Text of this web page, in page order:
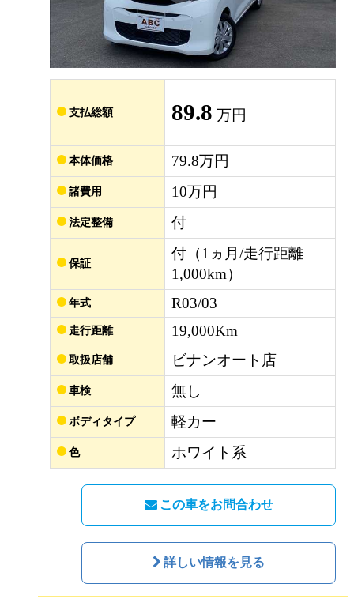
支払総額 89.8 万円
本体価格 79.8万円
諸費用 10万円
法定整備 付
保証
付（1ヵ月/走行距離
1,000km）
年式 R03/03
走行距離 19,000Km
取扱店舗 ビナンオート店
車検 無し
ボディタイプ 軽カー
色 ホワイト系
この車をお問合わせ
詳しい情報を見る